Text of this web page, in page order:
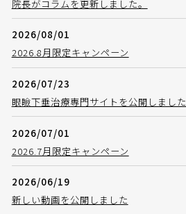
院長がコラムを更新しました。
2026/08/01
2026.8月限定キャンペーン
2026/07/23
眼瞼下垂治療専門サイトを公開しました
2026/07/01
2026.7月限定キャンペーン
2026/06/19
新しい動画を公開しました